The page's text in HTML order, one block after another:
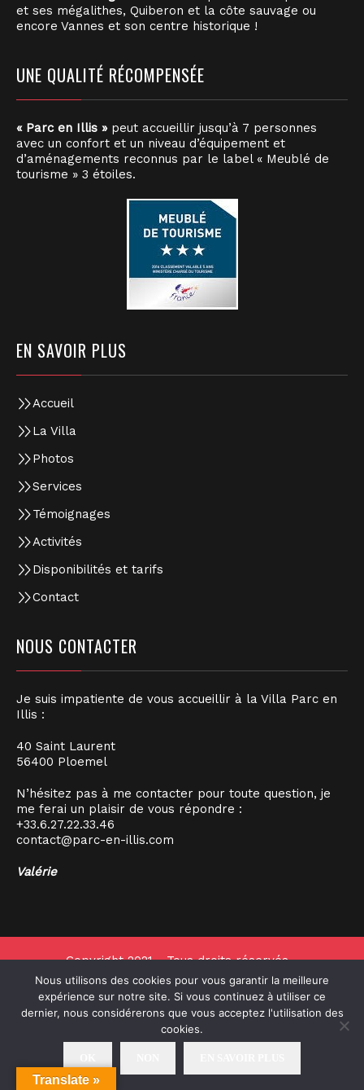
et ses mégalithes, Quiberon et la côte sauvage ou
encore Vannes et son centre historique !
UNE QUALITÉ RÉCOMPENSÉE
« Parc en Illis »peut accueillir jusqu’à 7 personnes
avec un confort et un niveau d’équipement et
d’aménagements reconnus par le label « Meublé de
tourisme » 3 étoiles.
EN SAVOIR PLUS
Accueil
La Villa
Photos
Services
Témoignages
Activités
Disponibilités et tarifs
Contact
NOUS CONTACTER
Je suis impatiente de vous accueillir à la Villa Parc en
Illis :
40 Saint Laurent
56400 Ploemel
N’hésitez pas à me contacter pour toute question, je
me ferai un plaisir de vous répondre :
+33.6.27.22.33.46
contact@parc-en-illis.com
Valérie
Copyright 2021 - Tous droits réservés -
Parc en Illis - Mentions légales
Translate »
Nous utilisons des cookies pour vous garantir la meilleure
expérience sur notre site. Si vous continuez à utiliser ce
dernier, nous considérerons que vous acceptez l'utilisation des
cookies.